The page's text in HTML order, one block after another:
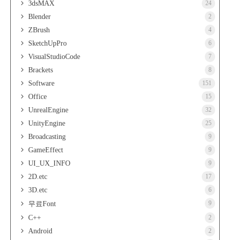
3dsMAX 24
Blender 2
ZBrush 4
SketchUpPro 6
VisualStudioCode 7
Brackets 8
Software 151
Office 15
UnrealEngine 32
UnityEngine 25
Broadcasting 9
GameEffect 9
UI_UX_INFO 9
2D.etc 17
3D.etc 6
무료Font 9
C++ 2
Android 2